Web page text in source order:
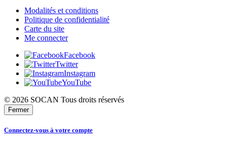
Modalités et conditions
Politique de confidentialité
Carte du site
Me connecter
Facebook
Twitter
Instagram
YouTube
© 2026 SOCAN Tous droits réservés
Fermer
Connectez-vous à votre compte